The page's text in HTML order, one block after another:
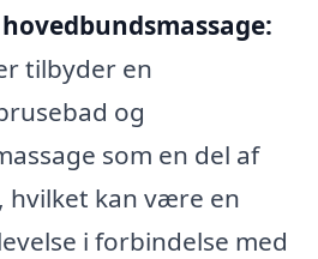
tilbyder en
og
som en del af
hvilket kan være en
i forbindelse med